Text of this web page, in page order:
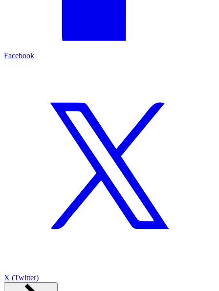
Facebook
X (Twitter)